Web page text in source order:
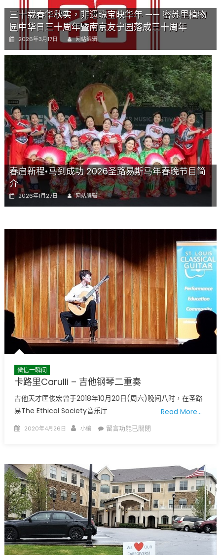
中
三十载春华秋实，非遗瑰宝映华年 —— 密苏里植物
园中华日三十周年暨南京友宁园落成三十周年
Posted
2026年3月17日 Author
网站编辑
春启新程•马到成功 2026圣路易斯马年春晚节目简
介
Posted
2026年1月27日 Author
网站编辑
微信一瞬间
卡路里Carulli – 吉他钢琴二重奏
吉他天才匡俊宏曾于2018年10月20日(周六)晚间八时，在圣路
易The Ethical Society音乐厅
Read More…
Posted
2020年4月26日 Author
小编
在
Carulli
–
吉
他
钢
琴
二
重
留言功能已關閉